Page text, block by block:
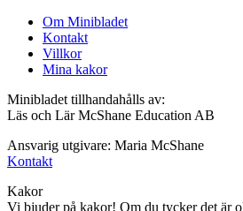
Om Minibladet
Kontakt
Villkor
Mina kakor
Minibladet tillhandahålls av:
Läs och Lär McShane Education AB
Ansvarig utgivare: Maria McShane
Kontakt
Kakor
Vi bjuder på kakor! Om du tycker det är